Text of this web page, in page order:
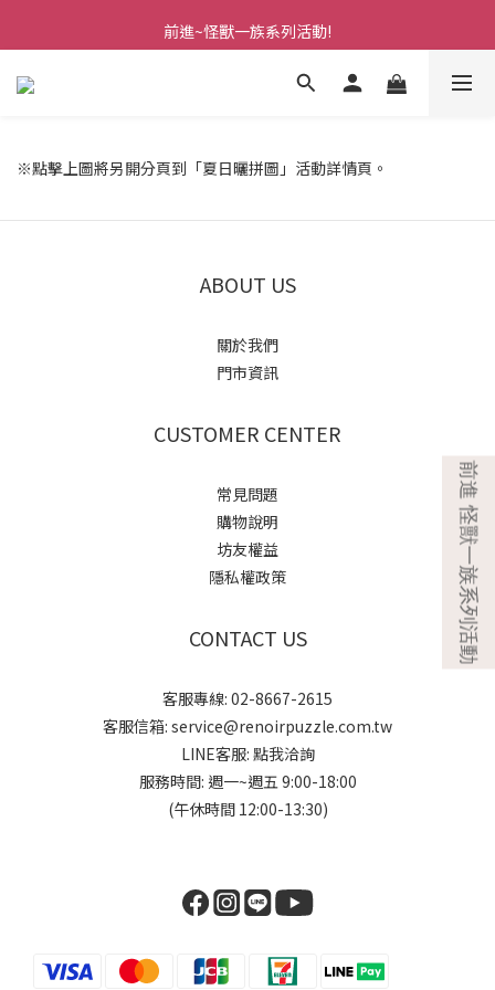
前進~怪獸一族系列活動!
前進~怪獸一族系列活動!
※點擊上圖將另開分頁到「夏日曬拼圖」活動詳情頁。
ABOUT US
關於我們
門市資訊
CUSTOMER CENTER
常見問題
購物說明
坊友權益
隱私權政策
CONTACT US
客服專線: 02-8667-2615
客服信箱: service@renoirpuzzle.com.tw
LINE客服: 點我洽詢
服務時間: 週一~週五 9:00-18:00
(午休時間 12:00-13:30)